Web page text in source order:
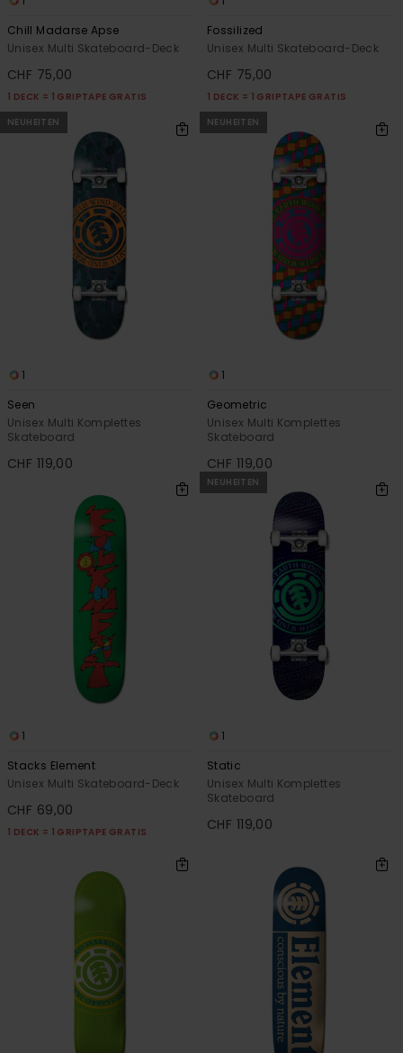
Chill Madarse Apse
Unisex Multi Skateboard-Deck
CHF 75,00
1 DECK = 1 GRIPTAPE GRATIS
Fossilized
Unisex Multi Skateboard-Deck
CHF 75,00
1 DECK = 1 GRIPTAPE GRATIS
NEUHEITEN
1
Seen
Unisex Multi Komplettes
Skateboard
CHF 119,00
NEUHEITEN
1
Geometric
Unisex Multi Komplettes
Skateboard
CHF 119,00
1
Stacks Element
Unisex Multi Skateboard-Deck
CHF 69,00
1 DECK = 1 GRIPTAPE GRATIS
NEUHEITEN
1
Static
Unisex Multi Komplettes
Skateboard
CHF 119,00